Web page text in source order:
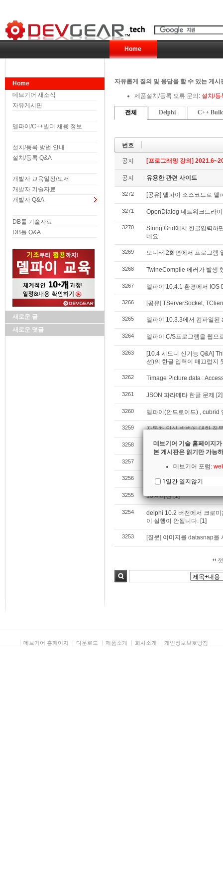
Home
Home
데브기어 새소식
자유게시판
델파이/C++빌더 채용 정보
설치/등록 방법 안내
설치/등록 Q&A
개발자 교육일정/도서
개발자 기술자료
개발자 Q&A
DB툴 기술자료
DB툴 Q&A
새로운 글
새로운 덧글
자유롭게 질의 및 응답을 할 수 있는 게
제품설치/등록 오류 문의: 설치/등
전체 Delphi C++
번호
공지 [프로그래밍 강의]
공지 유용한 관련 사이트
3272 [공유] 델파이 소스코드로 델
3271 OpenDialog 네트워크드라
3270
String Grid에서 한글입력하
네요.
3269 모니터 2화면에서 프로그램
3268 TwineCompile 에러가 발생
3267 델파이 10.4.1 환경에서 IOS
3266 [공유] TServerSocket,
3265 델파이 10.3.3에서 컴파일된
3264 델파이 C/S프로그램을 웹으
3263
[10.4 시드니 신기능 Q&A]
션)의 한글 입력이 매끄럽지
3262 Timage Picture.data :
3261 JSON 파라메타 한글 문제 [2]
3260 델파이(안드로이드) , cubrid
3259 자동차 인식 방법에 대한 질
3258 델파이 10.4 patch하니 실행
3257 UC-win/Road에서 앞차와
3256 [질문] SMS 문자보내기 창
3255 10.4 버젼 [1]
3254
delphi 10.2 버전에서 크로
이 실행이 안됩니다. [1]
3253 [질문] 이미지를 datasnap을
데브기어 홈페이지 다운로드 제품소개 회사소개 개인정보보호방침
데브기어 기술 홈페이지
본 게시판은 읽기만 가능
데브기어 포럼:
1일간 열지않기